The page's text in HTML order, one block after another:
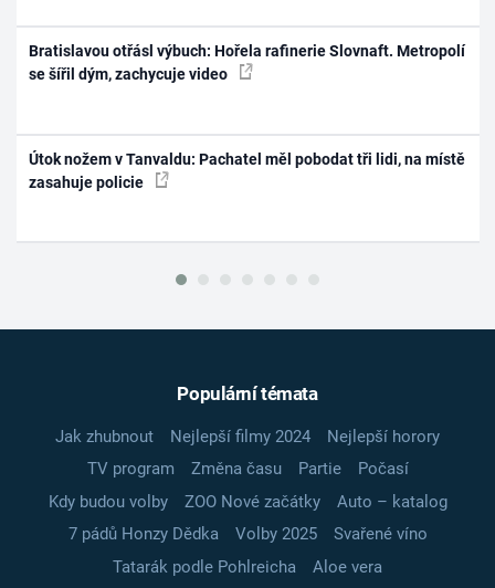
Bratislavou otřásl výbuch: Hořela rafinerie Slovnaft. Metropolí
se šířil dým, zachycuje video
Útok nožem v Tanvaldu: Pachatel měl pobodat tři lidi, na místě
zasahuje policie
Populární témata
Jak zhubnout Nejlepší filmy 2024
Nejlepší horory
TV program
Změna času Partie
Počasí
Kdy budou volby
ZOO Nové začátky
Auto – katalog
7 pádů Honzy Dědka
Volby 2025
Svařené víno
Tatarák podle Pohlreicha
Aloe vera